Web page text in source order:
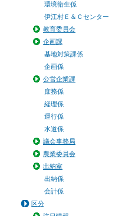
環境衛生係
伊江村Ｅ＆Ｃセンター
教育委員会
企画課
基地対策課係
企画係
公営企業課
庶務係
経理係
運行係
水道係
議会事務局
農業委員会
出納室
出納係
会計係
区分